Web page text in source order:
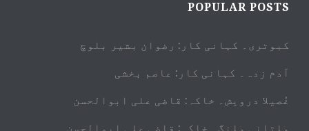
POPULAR POSTS
کبوتری۔ کہانی کار: رضوان بشیر بلوچ
آدم زدہ۔ کہانی کار: عاصم بخشی
غُصیلا درویش۔ خاکہ: قاضی علی ابوالحسن
ملتانی ملنگ۔ خاکہ: قاضی علی ابوالحسن